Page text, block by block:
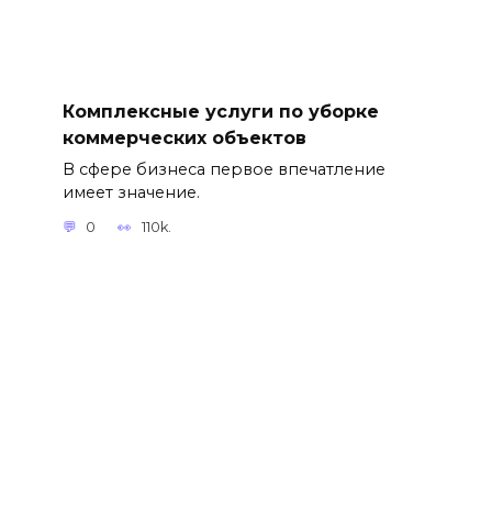
Комплексные услуги по уборке
коммерческих объектов
В сфере бизнеса первое впечатление
имеет значение.
0 110k.